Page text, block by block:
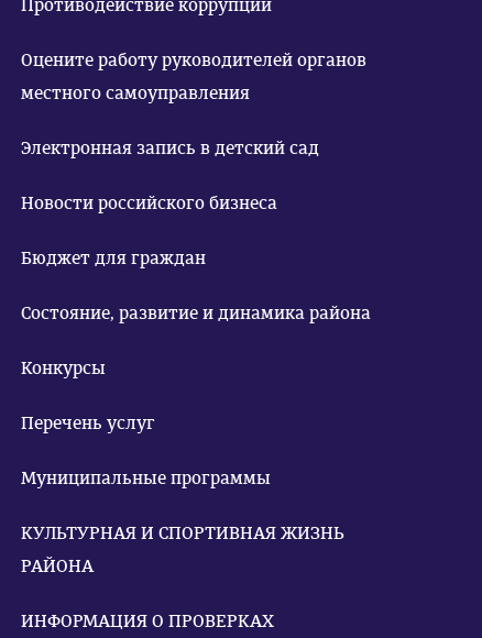
Противодействие коррупции
Оцените работу руководителей органов
местного самоуправления
Электронная запись в детский сад
Новости российского бизнеса
Бюджет для граждан
Состояние, развитие и динамика района
Конкурсы
Перечень услуг
Муниципальные программы
КУЛЬТУРНАЯ И СПОРТИВНАЯ ЖИЗНЬ
РАЙОНА
ИНФОРМАЦИЯ О ПРОВЕРКАХ